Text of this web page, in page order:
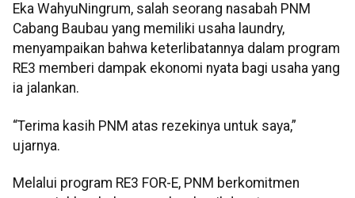
Eka WahyuNingrum, salah seorang nasabah PNM
Cabang Baubau yang memiliki usaha laundry,
menyampaikan bahwa keterlibatannya dalam program
RE3 memberi dampak ekonomi nyata bagi usaha yang
ia jalankan.
“Terima kasih PNM atas rezekinya untuk saya,”
ujarnya.
Melalui program RE3 FOR-E, PNM berkomitmen